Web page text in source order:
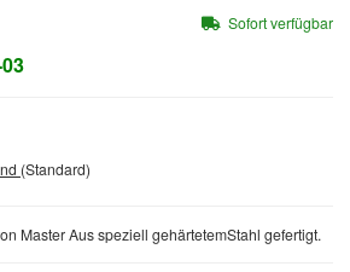
Master Aus speziell gehärtetemStahl gefertigt.
(Standard)
Sofort verfügbar